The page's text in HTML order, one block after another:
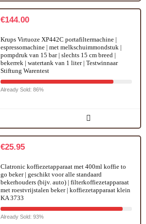
€144.00
Krups Virtuoze XP442C portafiltermachine |
espressomachine | met melkschuimmondstuk |
pompdruk van 15 bar | slechts 15 cm breed |
bekerrek | watertank van 1 liter | Testwinnaar
Stiftung Warentest
Already Sold: 86%
€25.95
Clatronic koffiezetapparaat met 400ml koffie to
go beker | geschikt voor alle standaard
bekerhouders (bijv. auto) | filterkoffiezetapparaat
met roestvrijstalen beker | koffiezetapparaat klein
KA 3733
Already Sold: 93%